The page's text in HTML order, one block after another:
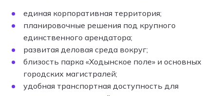
единая корпоративная территория;
планировочные решения под крупного
единственного арендатора;
развитая деловая среда вокруг;
близость парка «Ходынское поле» и основных
городских магистралей;
удобная транспортная доступность для